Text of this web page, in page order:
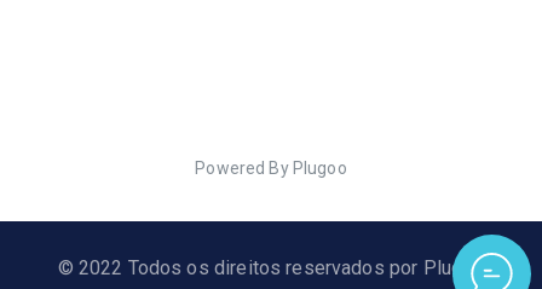
Powered By Plugoo
© 2022 Todos os direitos reservados por Plugoo